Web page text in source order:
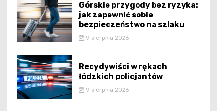
Górskie przygody bez ryzyka:
jak zapewnić sobie
bezpieczeństwo na szlaku
9 sierpnia 2026
Recydywiści w rękach
łódzkich policjantów
9 sierpnia 2026